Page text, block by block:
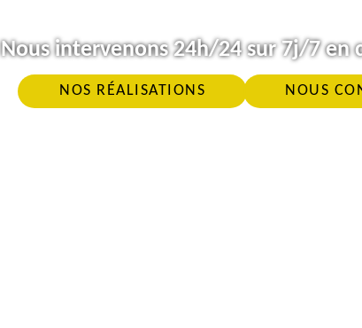
Nous intervenons 24h/24 sur 7j/7 en
NOS RÉALISATIONS NOUS